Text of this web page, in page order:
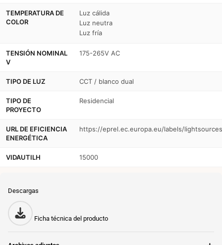
TEMPERATURA DE
COLOR
Luz cálida
Luz neutra
Luz fría
TENSIÓN NOMINAL
V
175-265V AC
TIPO DE LUZ CCT / blanco dual
TIPO DE
PROYECTO
Residencial
URL DE EFICIENCIA
ENERGÉTICA
https://eprel.ec.europa.eu/labels/
VIDAUTILH 15000
Descargas
Ficha técnica del producto